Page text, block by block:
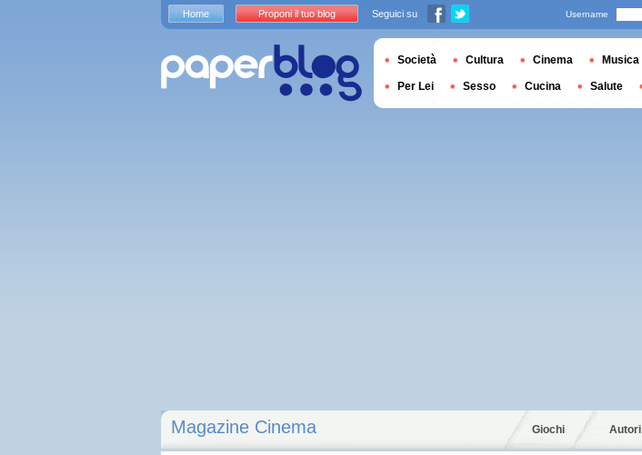
Magazine Cinema Giochi Autori
Home Proponi il tuo blog Seguici su Username
Società Cultura Cinema Musica
Per Lei Sesso Cucina Salute